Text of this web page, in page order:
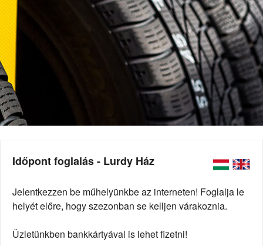
Időpont foglalás - Lurdy Ház
Jelentkezzen be műhelyünkbe az interneten! Foglalja le
helyét előre, hogy szezonban se kelljen várakoznia.
Üzletünkben bankkártyával is lehet fizetni!